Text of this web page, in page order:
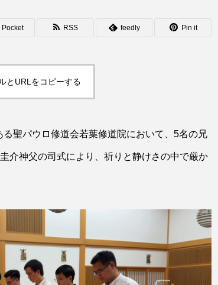
Pocket RSS feedly Pin it
とURLをコピーする
聖パウロ修道会若葉修道院において、5名の兄
介神父の司式により、祈りと静けさの中で厳か